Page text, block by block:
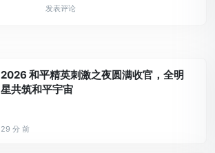
发表评论
2026 和平精英刺激之夜圆满收官，全明
星共筑和平宇宙
29 分 前